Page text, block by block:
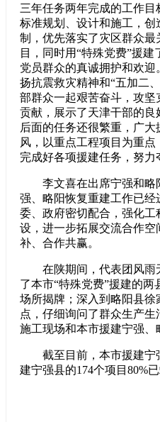
三年任务两年完成的工作
标准规划、设计和施工，
制，优先落实了灾区群众
目，同时用“特殊党费”援
党员群众的真诚拥护和欢
扬抗震救灾精神和“五加二
部群众一起艰苦奋斗，攻
贡献，展示了天津干部的
后面的任务还很繁重，广
风，以重点工程项目为重
完成好各项援建任务，努力
李文喜在出席宁强和略
强、略阳恢复重建工作已
委、政府密切配合，强化
设，进一步拓展交流合作
补、合作共赢。
在陕期间，代表团风雨
了本市“特殊党费”援建的
场所揭牌；深入到略阳县
点，仔细询问了群众生产
施工现场和本市援建宁强
截至目前，本市援建宁强
建宁强县的174个项目80%